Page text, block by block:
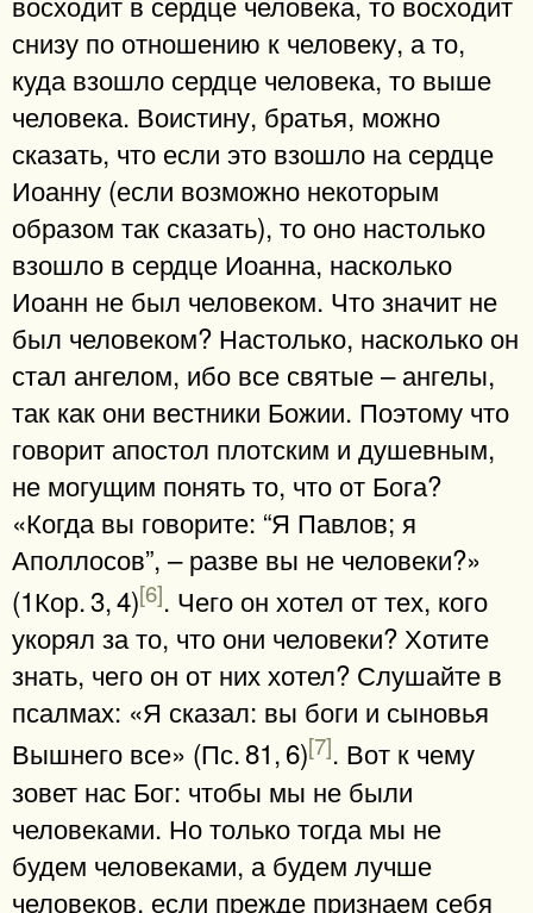
снизу по отношению к человеку, а то,
куда взошло сердце человека, то выше
человека. Воистину, братья, можно
сказать, что если это взошло на сердце
Иоанну (если возможно некоторым
образом так сказать), то оно настолько
взошло в сердце Иоанна, насколько
Иоанн не был человеком. Что значит не
был человеком? Настолько, насколько он
стал ангелом, ибо все святые – ангелы,
так как они вестники Божии. Поэтому что
говорит апостол плотским и душевным,
не могущим понять то, что от Бога?
«Когда вы говорите: “Я Павлов; я
Аполлосов”, – разве вы не человеки?»
(1Кор. 3, 4)[6]. Чего он хотел от тех, кого
укорял за то, что они человеки? Хотите
знать, чего он от них хотел? Слушайте в
псалмах: «Я сказал: вы боги и сыновья
Вышнего все» (Пс. 81, 6)[7]. Вот к чему
зовет нас Бог: чтобы мы не были
человеками. Но только тогда мы не
будем человеками, а будем лучше
человеков, если прежде признаем себя